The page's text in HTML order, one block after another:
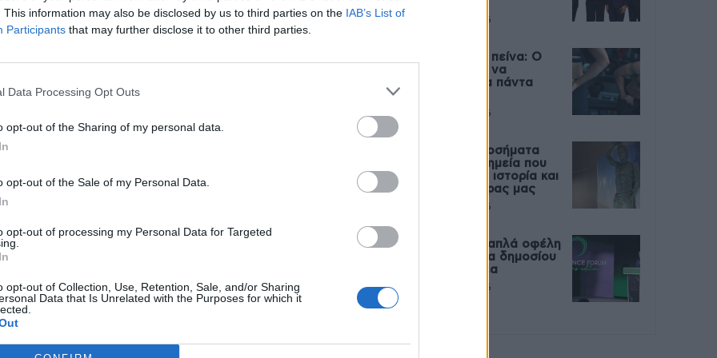
This information may also be disclosed by us to third parties on the IAB’s List of
Participants that may further disclose it to other third parties.
Data Processing Opt Outs
opt-out of the Sharing of my personal data.
opt-out of the Sale of my Personal Data.
opt-out of processing my Personal Data for Targeted
opt-out of Collection, Use, Retention, Sale, and/or Sharing
Data that Is Unrelated with the Purposes for which it
29 Οκτωβρίου 2024
αναπαραγωγική υγεία των ανδρών και άρα στη
27 Φεβρουαρίου 2026
Μεταπροπονητική πείνα: Ο
λόγος που θέλεις να
καταβροχθίσεις τα πάντα
μετά την άσκηση
27 Φεβρουαρίου 2026
Ωρίων – Σπάνια νοσήματα
συνδέονται με μνημεία που
διαμόρφωσαν την ιστορία και
το πνεύμα της χώρας μας
27 Φεβρουαρίου 2026
Γεωργιάδης: Πολλαπλά οφέλη
από τη συνεργασία δημοσίου
και ιδιωτικού τομέα
27 Φεβρουαρίου 2026